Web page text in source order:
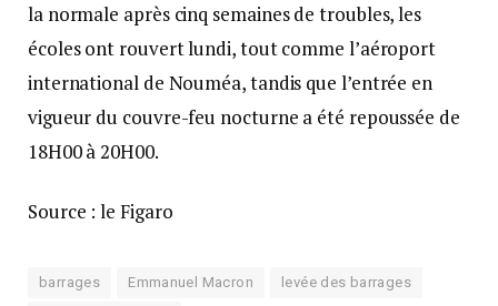
la normale après cinq semaines de troubles, les
écoles ont rouvert lundi, tout comme l’aéroport
international de Nouméa, tandis que l’entrée en
vigueur du couvre-feu nocturne a été repoussée de
18H00 à 20H00.
Source : le Figaro
barrages Emmanuel Macron levée des barrages